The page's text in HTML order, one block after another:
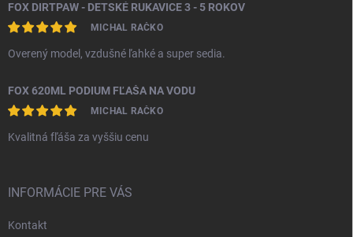
FOX DIRTPAW - DETSKÉ RUKAVICE 3 - 5 ROKOV
MICHAL RAČKO
Overený model, vzdušné ľahké a super sedia.
FOX 620ML PODIUM FĽAŠA NA VODU
MICHAL RAČKO
Kvalitná fľáša za vyššiu cenu
INFORMÁCIE PRE VÁS
Kontakt